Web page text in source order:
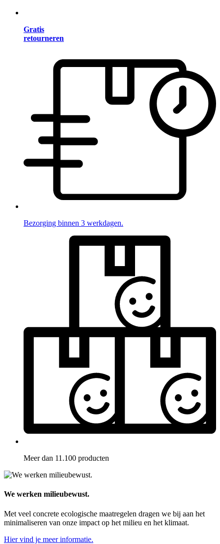
Gratis
retourneren
Bezorging binnen 3 werkdagen.
Meer dan 11.100 producten
We werken milieubewust.
Met veel concrete ecologische maatregelen dragen we bij aan het
minimaliseren van onze impact op het milieu en het klimaat.
Hier vind je meer informatie.